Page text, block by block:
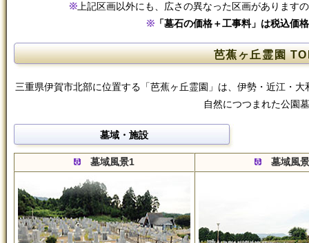
上記区画以外にも、広さの異なった区画があります
「墓石の価格＋工事料」は税込価
芭蕉ヶ丘霊園
三重県伊賀市北部に位置する「芭蕉ヶ丘霊園」は、伊勢・近江・
自然につつまれた公園
墓域・施設
墓域風景1 墓域風